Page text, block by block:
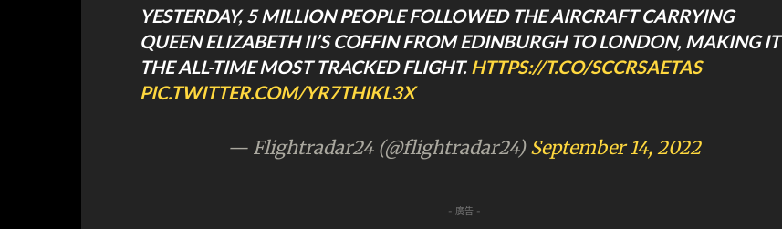
YESTERDAY, 5 MILLION PEOPLE FOLLOWED THE AIRCRAFT CARRYING
QUEEN ELIZABETH II’S COFFIN FROM EDINBURGH TO LONDON, MAKING IT
THE ALL-TIME MOST TRACKED FLIGHT. HTTPS://T.CO/SCCRSAETAS
PIC.TWITTER.COM/YR7THIKL3X
— Flightradar24 (@flightradar24) September 14, 2022
- 廣告 -